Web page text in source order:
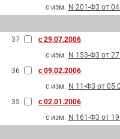
с изм. N 201-Ф3 от
37
с 29.07.2006
с изм. N 153-Ф3 от
36
с 09.02.2006
с изм. N 11-Ф3 от
35
с 02.01.2006
с изм. N 161-Ф3 от